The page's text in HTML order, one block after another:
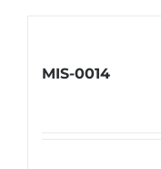
MIS-0014